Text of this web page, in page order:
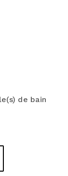
de bain